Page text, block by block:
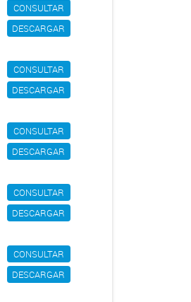
CONSULTAR
DESCARGAR
CONSULTAR
DESCARGAR
CONSULTAR
DESCARGAR
CONSULTAR
DESCARGAR
CONSULTAR
DESCARGAR